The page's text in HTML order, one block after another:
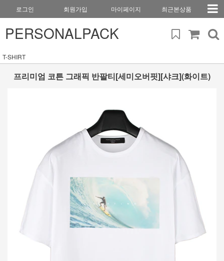
로그인 회원가입 마이페이지 최근본상품
PERSONALPACK
T-SHIRT
프리미엄 코튼 그래픽 반팔티[세미오버핏][샤크](화이트)